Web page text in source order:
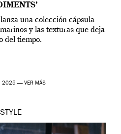
una colección cápsula
y las texturas que deja
del tiempo.
2025 — VER MÁS
STYLE